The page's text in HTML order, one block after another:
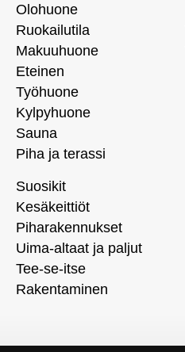
Olohuone
Ruokailutila
Makuuhuone
Eteinen
Työhuone
Kylpyhuone
Sauna
Piha ja terassi
Suosikit
Kesäkeittiöt
Piharakennukset
Uima-altaat ja paljut
Tee-se-itse
Rakentaminen